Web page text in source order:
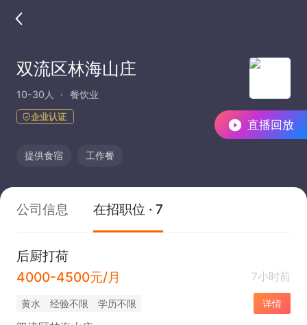
直播回放
双流区林海山庄
10-30人 餐饮业
企业认证
提供食宿 工作餐
公司信息 在招职位 · 7
后厨打荷
4000-4500元/月
7小时前
黄水 经验不限 学历不限 详情